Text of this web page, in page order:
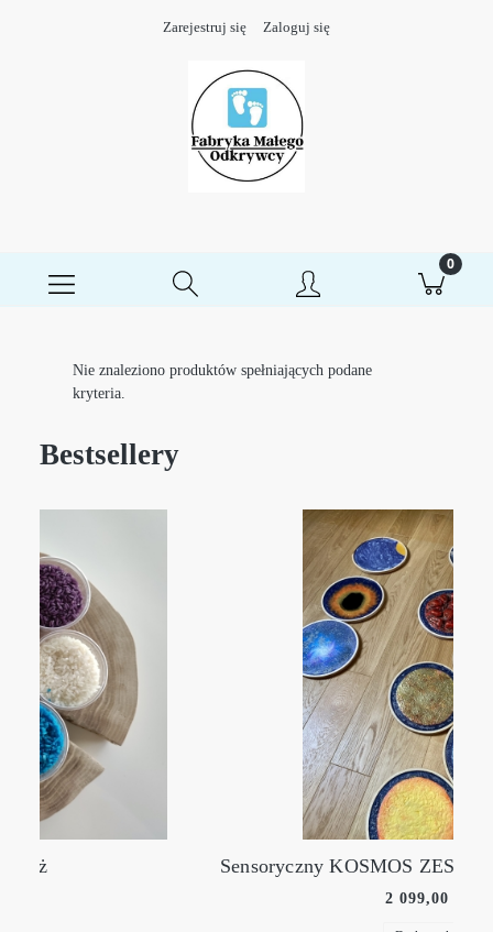
Zarejestruj się Zaloguj się
Nie znaleziono produktów spełniających podane
kryteria.
Bestsellery
Sensoryczny KOSMOS ZESTAW FULL EXCLUSIVE